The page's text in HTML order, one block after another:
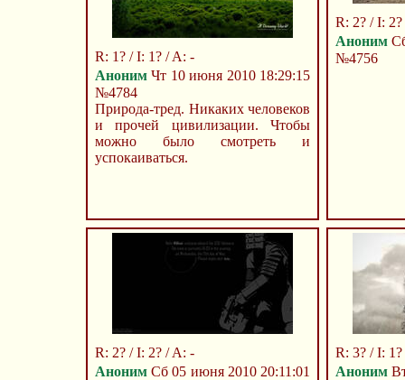
R: 1? / I: 1? / A: -
Аноним Чт 10 июня 2010 18:29:15
№4784
Природа-тред. Никаких человеков
и прочей цивилизации. Чтобы
можно было смотреть и
успокаиваться.
R: 2? / I:
Аноним
№4756
R: 2? / I: 2? / A: -
Аноним Сб 05 июня 2010 20:11:01
R: 3? / I:
Аноним